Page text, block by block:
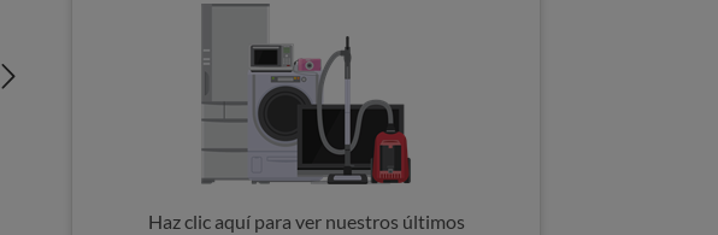
Haz clic aquí para ver nuestros últimos